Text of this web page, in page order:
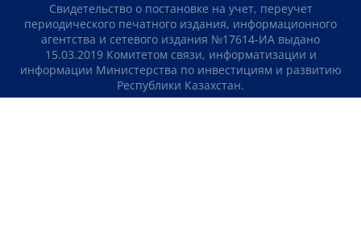
Свидетельство о постановке на учет, переучет
периодического печатного издания, информационного
агентства и сетевого издания №17614-ИА выдано
15.03.2019 Комитетом связи, информатизации и
информации Министерства по инвестициям и развитию
Республики Казахстан.